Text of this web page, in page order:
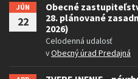
JÚN
22
Obecné
28. plánované
2026)
Celodenná udalosť
vObecný úrad Predajná